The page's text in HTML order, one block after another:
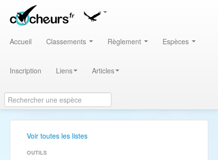
Accueil Classements Règlement Espèces
Inscription Liens Articles
Voir toutes les listes
OUTILS